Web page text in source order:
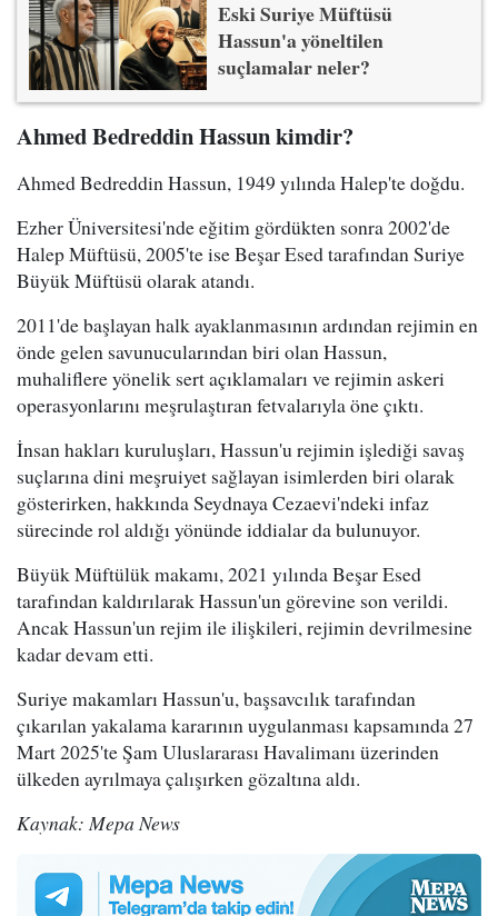
Eski Suriye Müftüsü
Hassun'a yöneltilen
suçlamalar neler?
Ahmed Bedreddin Hassun kimdir?
Ahmed Bedreddin Hassun, 1949 yılında Halep'te doğdu.
Ezher Üniversitesi'nde eğitim gördükten sonra 2002'de
Halep Müftüsü, 2005'te ise Beşar Esed tarafından Suriye
Büyük Müftüsü olarak atandı.
2011'de başlayan halk ayaklanmasının ardından rejimin en
önde gelen savunucularından biri olan Hassun,
muhaliflere yönelik sert açıklamaları ve rejimin askeri
operasyonlarını meşrulaştıran fetvalarıyla öne çıktı.
İnsan hakları kuruluşları, Hassun'u rejimin işlediği savaş
suçlarına dini meşruiyet sağlayan isimlerden biri olarak
gösterirken, hakkında Seydnaya Cezaevi'ndeki infaz
sürecinde rol aldığı yönünde iddialar da bulunuyor.
Büyük Müftülük makamı, 2021 yılında Beşar Esed
tarafından kaldırılarak Hassun'un görevine son verildi.
Ancak Hassun'un rejim ile ilişkileri, rejimin devrilmesine
kadar devam etti.
Suriye makamları Hassun'u, başsavcılık tarafından
çıkarılan yakalama kararının uygulanması kapsamında 27
Mart 2025'te Şam Uluslararası Havalimanı üzerinden
ülkeden ayrılmaya çalışırken gözaltına aldı.
Kaynak: Mepa News